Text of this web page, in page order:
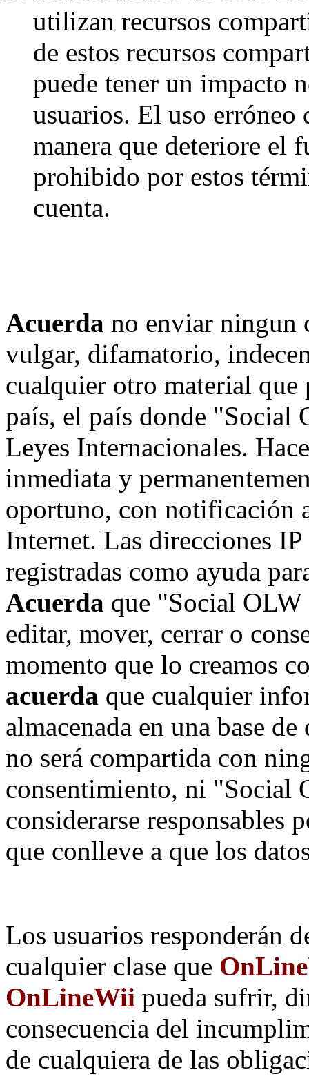
utilizan recursos
de estos recursos
puede tener un impacto
usuarios. El uso erróneo
manera que deteriore el
prohibido por estos
cuenta.
Acuerda no enviar ningun
vulgar, difamatorio,
cualquier otro material
país, el país donde "Social
Leyes Internacionales.
inmediata y
oportuno, con notificación
Internet. Las direcciones
registradas como ayuda
Acuerda que "Social
editar, mover, cerrar o
momento que lo creamos
acuerda que cualquier
almacenada en una base
no será compartida con
consentimiento, ni "Social
considerarse responsables
que conlleve a que los
Los usuarios responderán
cualquier clase que
OnLineWii pueda sufrir,
consecuencia del
de cualquiera de las